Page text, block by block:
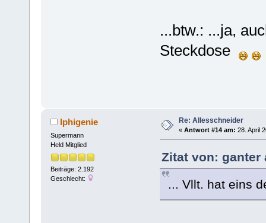
...btw.: ...ja,
Steckdose
Iphigenie
Supermann
Held Mitglied
Beiträge: 2.192
Geschlecht:
Re: Allesschneider
« Antwort #14 am: 28. April
Zitat von: ganter
... Vllt. hat eins